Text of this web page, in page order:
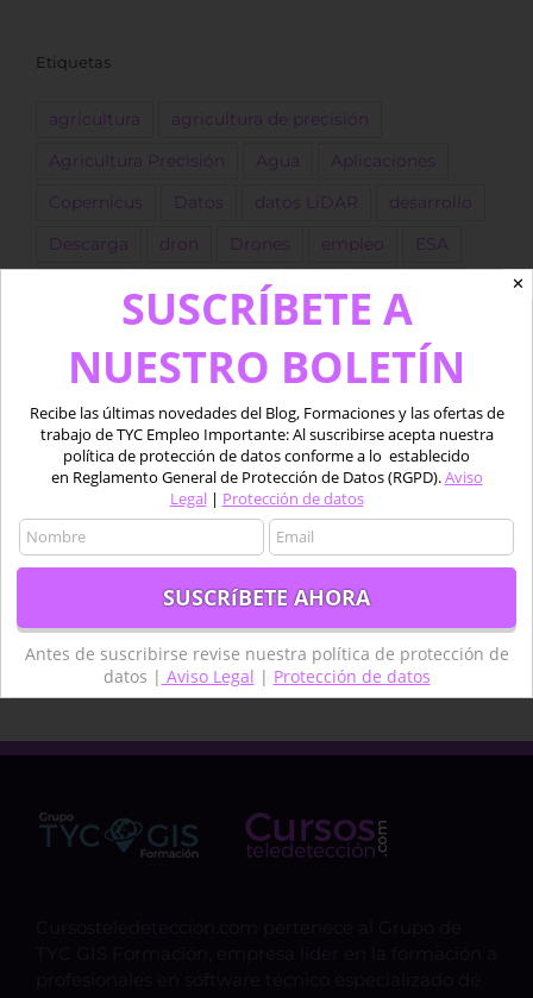
Etiquetas
agricultura agricultura de precisión
Agricultura Precisión Agua Aplicaciones
Copernicus Datos datos LiDAR desarrollo
Descarga dron Drones empleo ESA
Fotogrametría
Google Earth Engine IA Imágenes
Imágenes satélite ingeniero Landsat
LIDAR marino Medio acuático Oferta
piloto Pix4D procesado Python QGIS
Satélites sentinel SIG
Teledetcción Teledetección
✕
SUSCRÍBETE A
NUESTRO BOLETÍN
Recibe las últimas novedades del Blog, Formaciones y las ofertas de
trabajo de TYC Empleo Importante: Al suscribirse acepta nuestra
política de protección de datos conforme a lo establecido
en Reglamento General de Protección de Datos (RGPD).Aviso
Legal| Protección de datos
Antes de suscribirse revise nuestra política de protección de
datos | Aviso Legal | Protección de datos